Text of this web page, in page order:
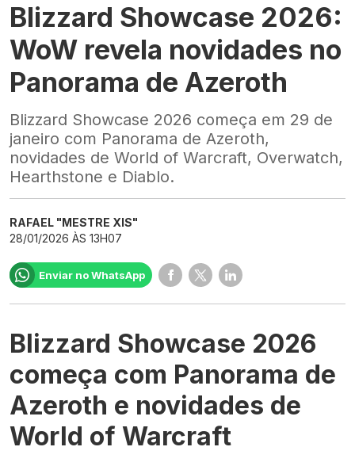
Blizzard Showcase 2026:
WoW revela novidades no
Panorama de Azeroth
Blizzard Showcase 2026 começa em 29 de
janeiro com Panorama de Azeroth,
novidades de World of Warcraft, Overwatch,
Hearthstone e Diablo.
RAFAEL "MESTRE XIS"
28/01/2026 ÀS 13H07
Enviar no WhatsApp
Blizzard Showcase 2026
começa com Panorama de
Azeroth e novidades de
World of Warcraft